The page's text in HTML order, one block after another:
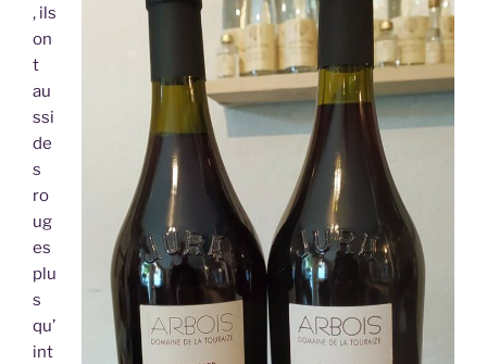
, ils
on
t
au
ssi
de
s
ro
ug
es
plu
s
qu’
int